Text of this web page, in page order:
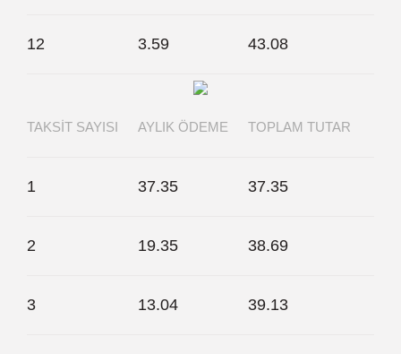
12 3.59 43.08
TAKSIT SAYISI AYLIK ÖDEME TOPLAM TUTAR
1 37.35 37.35
2 19.35 38.69
3 13.04 39.13